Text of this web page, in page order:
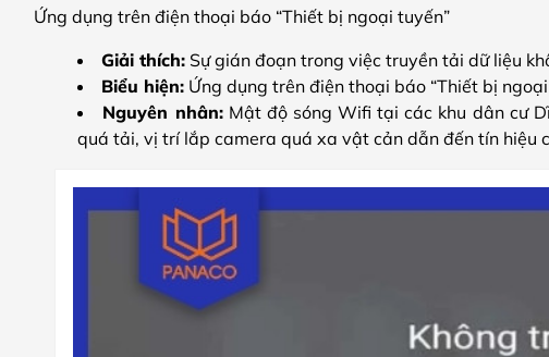
Ứng dụng trên điện thoại báo “Thiết bị ngoại tuyến”
Giải thích: Sự gián đoạn trong việc truyền tải dữ liệu
Biểu hiện: Ứng dụng trên điện thoại báo “Thiết bị
Nguyên nhân:Mật độ sóng Wifi tại các khu dân cư
quá tải, vị trí lắp camera quá xa vật cản dẫn đến tín hiệu